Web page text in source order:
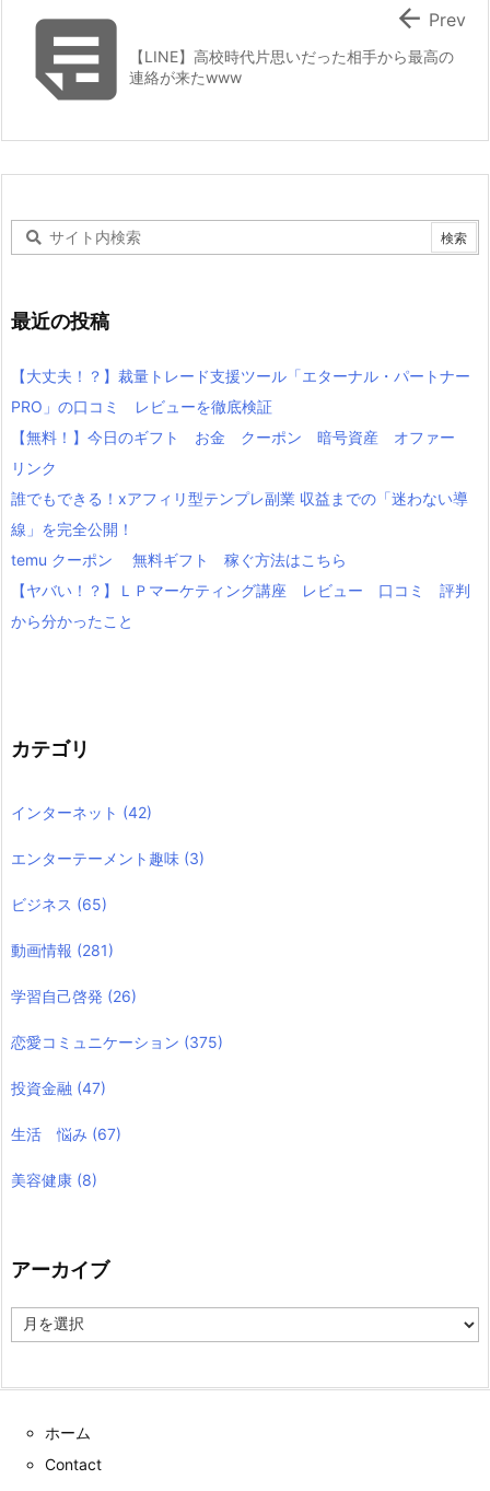
 【LINE】高校時代片思いだった相手から最高の
連絡が来たwww
 Prev
最近の投稿
【大丈夫！？】裁量トレード支援ツール「エターナル・パートナー
PRO」の口コミ レビューを徹底検証
【無料！】今日のギフト お金 クーポン 暗号資産 オファー
リンク
誰でもできる！xアフィリ型テンプレ副業 収益までの「迷わない導
線」を完全公開！
temu クーポン 無料ギフト 稼ぐ方法はこちら
【ヤバい！？】ＬＰマーケティング講座 レビュー 口コミ 評判
から分かったこと
カテゴリ
インターネット (42)
エンターテーメント趣味 (3)
ビジネス (65)
動画情報 (281)
学習自己啓発 (26)
恋愛コミュニケーション (375)
投資金融 (47)
生活 悩み (67)
美容健康 (8)
アーカイブ
ー
ホーム
Contact